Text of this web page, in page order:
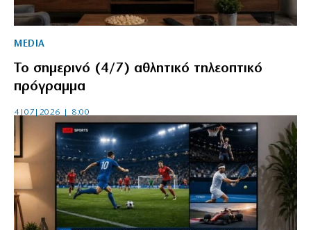
MEDIA
Το σημερινό (4/7) αθλητικό τηλεοπτικό
πρόγραμμα
4|07|2026 | 8:00